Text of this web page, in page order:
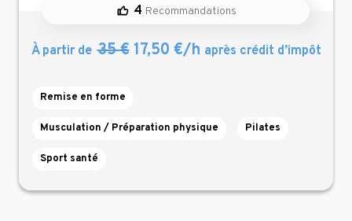
4 Recommandations
À partir de 35 €17,50 €/h après crédit d’impôt
Remise en forme
Musculation / Préparation physique Pilates
Sport santé